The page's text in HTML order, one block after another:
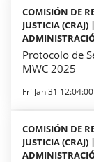
COMISIÓN DE
JUSTICIA
Protocolo de
MWC 2025
Fri Jan 31
COMISIÓN DE
JUSTICIA